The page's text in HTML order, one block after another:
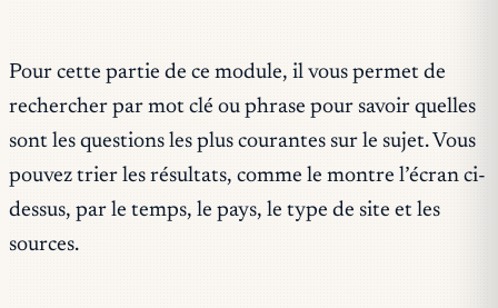
Pour cette partie de ce module, il vous permet de
rechercher par mot clé ou phrase pour savoir quelles
sont les questions les plus courantes sur le sujet. Vous
pouvez trier les résultats, comme le montre l’écran ci-
dessus, par le temps, le pays, le type de site et les
sources.